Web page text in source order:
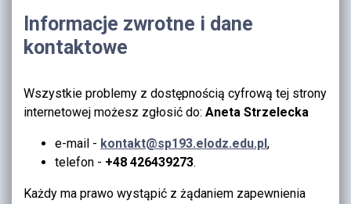
Informacje zwrotne i dane
kontaktowe
Wszystkie problemy z dostępnością cyfrową tej strony
internetowej możesz zgłosić do: Aneta Strzelecka
e-mail - kontakt@sp193.elodz.edu.pl ,
telefon - +48 426439273.
Każdy ma prawo wystąpić z żądaniem zapewnienia